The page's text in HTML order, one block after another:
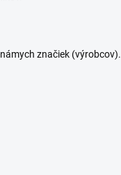
značiek (výrobcov).